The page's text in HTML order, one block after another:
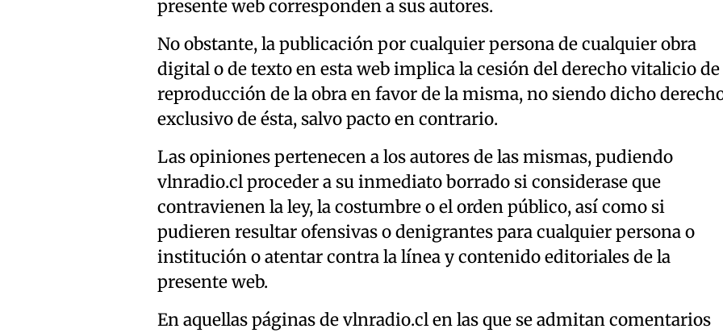
presente web corresponden a sus autores.
No obstante, la publicación por cualquier persona de cualquier obra
digital o de texto en esta web implica la cesión del derecho vitalicio de
reproducción de la obra en favor de la misma, no siendo dicho
exclusivo de ésta, salvo pacto en contrario.
Las opiniones pertenecen a los autores de las mismas, pudiendo
vlnradio.cl proceder a su inmediato borrado si considerase que
contravienen la ley, la costumbre o el orden público, así como si
pudieren resultar ofensivas o denigrantes para cualquier persona o
institución o atentar contra la línea y contenido editoriales de la
presente web.
En aquellas páginas de vlnradio.cl en las que se admitan comentarios